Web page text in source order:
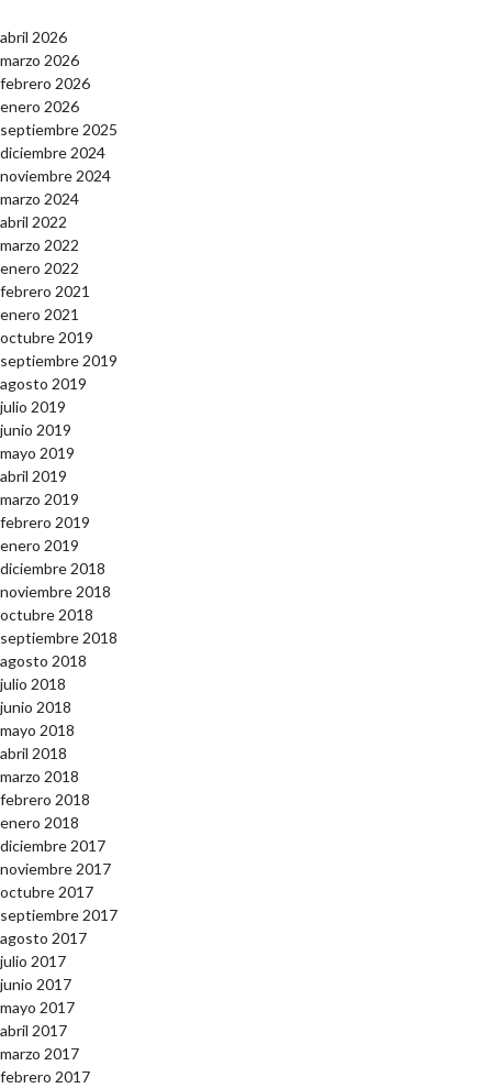
abril 2026
marzo 2026
febrero 2026
enero 2026
septiembre 2025
diciembre 2024
noviembre 2024
marzo 2024
abril 2022
marzo 2022
enero 2022
febrero 2021
enero 2021
octubre 2019
septiembre 2019
agosto 2019
julio 2019
junio 2019
mayo 2019
abril 2019
marzo 2019
febrero 2019
enero 2019
diciembre 2018
noviembre 2018
octubre 2018
septiembre 2018
agosto 2018
julio 2018
junio 2018
mayo 2018
abril 2018
marzo 2018
febrero 2018
enero 2018
diciembre 2017
noviembre 2017
octubre 2017
septiembre 2017
agosto 2017
julio 2017
junio 2017
mayo 2017
abril 2017
marzo 2017
febrero 2017